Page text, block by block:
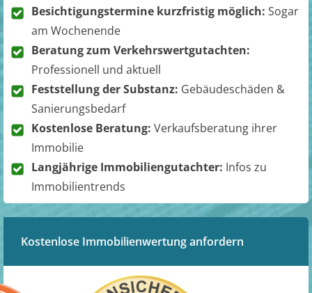
Besichtigungstermine kurzfristig möglich: Sogar
am Wochenende
Beratung zum Verkehrswertgutachten:
Professionell und aktuell
Feststellung der Substanz: Gebäudeschäden &
Sanierungsbedarf
Kostenlose Beratung: Verkaufsberatung ihrer
Immobilie
Langjährige Immobiliengutachter: Infos zu
Immobilientrends
Kostenlose Immobilienwertung anfordern